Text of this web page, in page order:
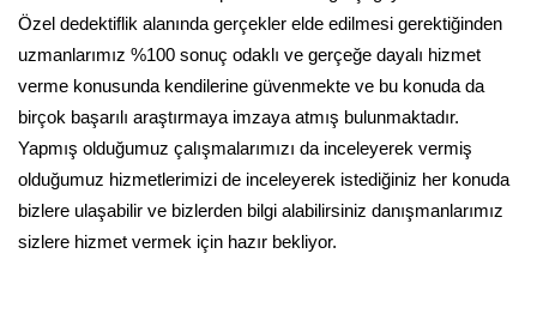
Özel dedektiflik alanında gerçekler elde edilmesi gerektiğinden
uzmanlarımız %100 sonuç odaklı ve gerçeğe dayalı hizmet
verme konusunda kendilerine güvenmekte ve bu konuda da
birçok başarılı araştırmaya imzaya atmış bulunmaktadır.
Yapmış olduğumuz çalışmalarımızı da inceleyerek vermiş
olduğumuz hizmetlerimizi de inceleyerek istediğiniz her konuda
bizlere ulaşabilir ve bizlerden bilgi alabilirsiniz danışmanlarımız
sizlere hizmet vermek için hazır bekliyor.